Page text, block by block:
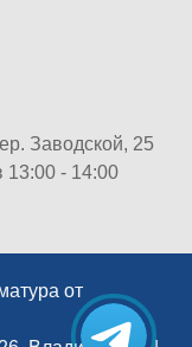
Заводской, 25
13:00 - 14:00
от